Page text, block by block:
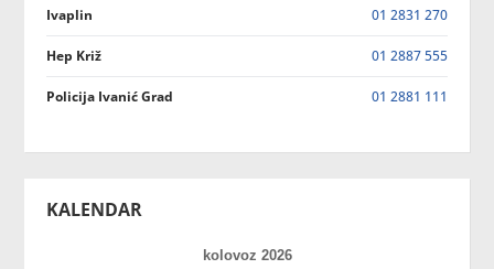
Ivaplin 01 2831 270
Hep Križ 01 2887 555
Policija Ivanić Grad 01 2881 111
KALENDAR
kolovoz 2026